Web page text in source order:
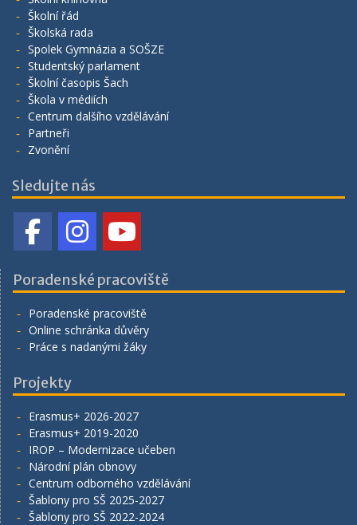
Školní řád
Školská rada
Spolek Gymnázia a SOŠZE
Studentský parlament
Školní časopis Šach
Škola v médiích
Centrum dalšího vzdělávání
Partneři
Zvonění
Sledujte nás
Poradenské pracoviště
Poradenské pracoviště
Online schránka důvěry
Práce s nadanými žáky
Projekty
Erasmus+ 2026-2027
Erasmus+ 2019-2020
IROP – Modernizace učeben
Národní plán obnovy
Centrum odborného vzdělávání
Šablony pro SŠ 2025-2027
Šablony pro SŠ 2022-2024